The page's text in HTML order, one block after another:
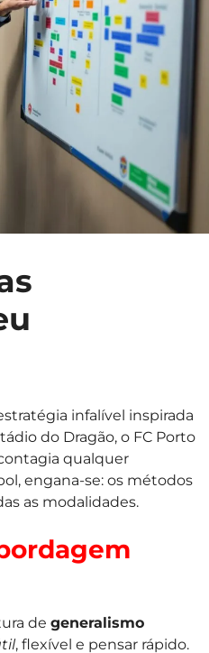
infalível inspirada
do Dragão, o FC Porto
qualquer
engana-se: os métodos
as modalidades.
de generalismo
, flexível e pensar rápido.